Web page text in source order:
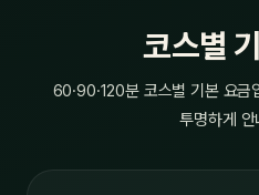
코스별
60·90·120분 코스별 기본 요금
투명하게